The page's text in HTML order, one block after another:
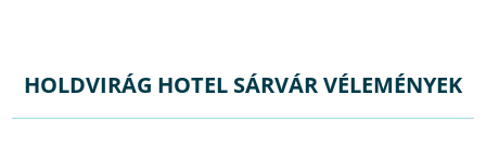
HOLDVIRÁG HOTEL SÁRVÁR VÉLEMÉNYEK